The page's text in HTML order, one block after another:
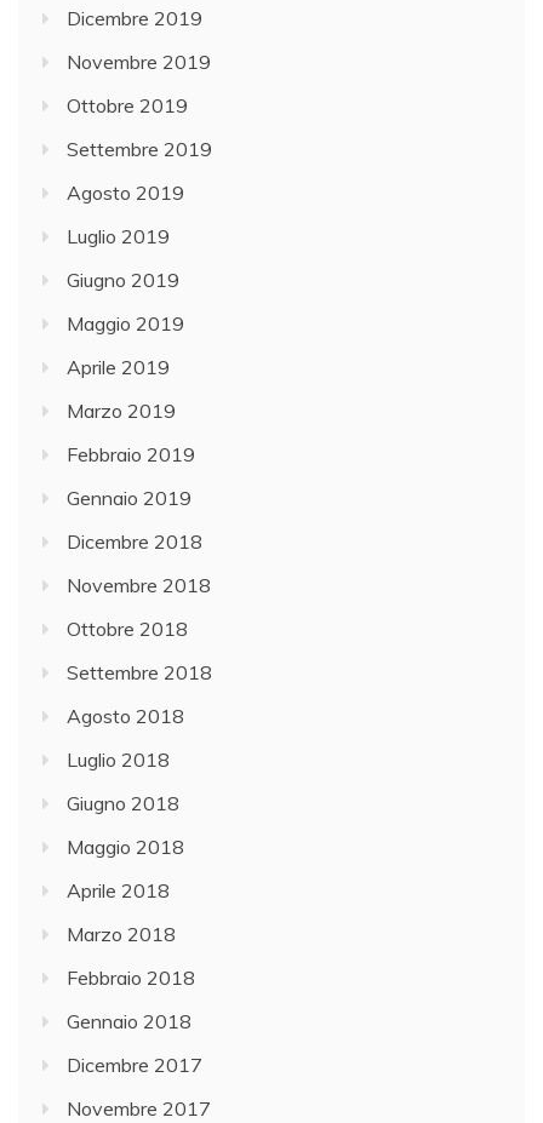
Dicembre 2019
Novembre 2019
Ottobre 2019
Settembre 2019
Agosto 2019
Luglio 2019
Giugno 2019
Maggio 2019
Aprile 2019
Marzo 2019
Febbraio 2019
Gennaio 2019
Dicembre 2018
Novembre 2018
Ottobre 2018
Settembre 2018
Agosto 2018
Luglio 2018
Giugno 2018
Maggio 2018
Aprile 2018
Marzo 2018
Febbraio 2018
Gennaio 2018
Dicembre 2017
Novembre 2017